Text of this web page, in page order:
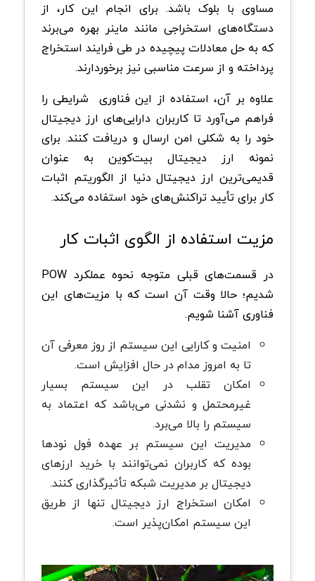
مساوی با بلوک باشد. برای انجام این کار، از
دستگاه‌های استخراجی مانند ماینر بهره می‌برند
که به حل معادلات پیچیده در طی فرایند استخراج
پرداخته و از سرعت مناسبی نیز برخوردارند.
علاوه بر آن، استفاده از این فناوری شرایطی را
فراهم می‌آورد تا کاربران دارایی‌های ارز دیجیتال
خود را به شکلی امن ارسال و دریافت کنند. برای
نمونه ارز دیجیتال بیت‌کوین به عنوان
قدیمی‌ترین ارز دیجیتال دنیا از الگوریتم اثبات
کار برای تأیید تراکنش‌های خود استفاده می‌کند.
مزیت استفاده از الگوی اثبات کار
در قسمت‌های قبلی متوجه نحوه عملکرد POW
شدیم؛ حالا وقت آن است که با مزیت‌های این
فناوری آشنا شویم.
امنیت و کارایی این سیستم از روز معرفی آن
تا به امروز مدام در حال افزایش است.
امکان تقلب در این سیستم بسیار
غیرمحتمل و نشدنی می‌باشد که اعتماد به
سیستم را بالا می‌برد.
مدیریت این سیستم بر عهده فول نودها
بوده که کاربران نمی‌توانند با خرید ارزهای
دیجیتال بر مدیریت شبکه تأثیرگذاری کنند.
امکان استخراج ارز دیجیتال تنها از طریق
این سیستم امکان‌پذیر است.